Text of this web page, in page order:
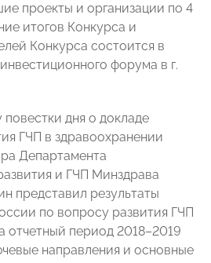
проекты и организации по 4
итогов Конкурса и
Конкурса состоится в
форума в г.
дня о докладе
ГЧП в здравоохранении
Департамента
и ГЧП Минздрава
представил результаты
по вопросу развития ГЧП
отчетный период 2018–2019
направления и основные